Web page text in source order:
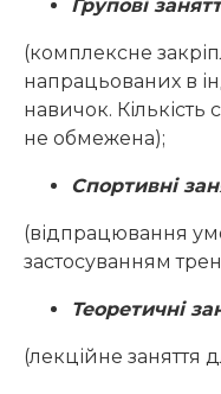
Групові
(комплексне
напрацьованих в
навичок. Кількість
не обмежена);
Спортивні
(відпрацювання
застосуванням
Теоретичні
(лекційне заняття